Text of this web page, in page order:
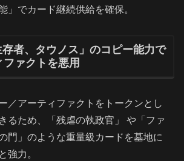
」でカード継続供給を確保。
者、タウノス」のコピー能力で
ァクトを悪用
／アーティファクトをトークンとし
るため、「残虐の執政官」 や「ファ
門」のような重量級カードを墓地に
強力。